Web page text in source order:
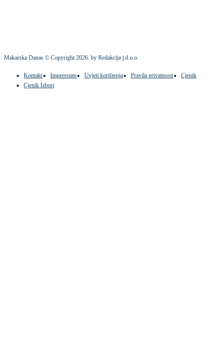
Makarska Danas © Copyright2026. by Redakcija j.d.o.o.
Kontakt Impressum Uvjeti korištenja Pravila privatnosti
Cjenik
Cjenik Izbori